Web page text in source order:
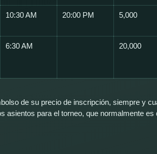
10:30 AM 20:00 PM 5,000
6:30 AM 20,000
de su precio de inscripción, siempre y
asientos para el torneo, que normalmente es